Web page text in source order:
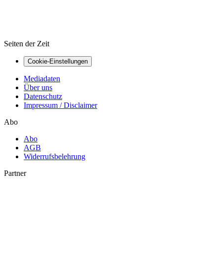
Seiten der Zeit
Cookie-Einstellungen
Mediadaten
Über uns
Datenschutz
Impressum / Disclaimer
Abo
Abo
AGB
Widerrufsbelehrung
Partner